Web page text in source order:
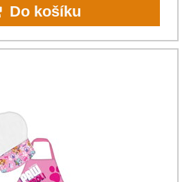
Do košíku